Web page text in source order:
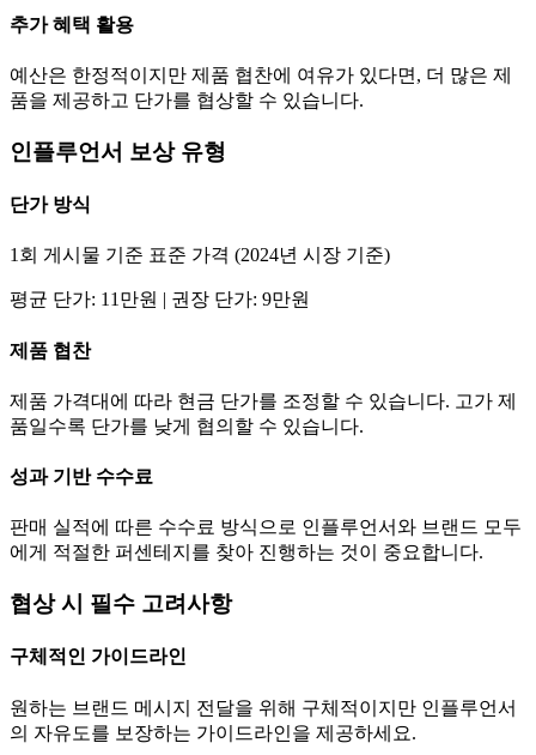
추가 혜택 활용
예산은 한정적이지만 제품 협찬에 여유가 있다면, 더 많은 제
품을 제공하고 단가를 협상할 수 있습니다.
인플루언서 보상 유형
단가방식
1회 게시물 기준 표준 가격 (2024년 시장 기준)
평균 단가: 11만원 | 권장 단가: 9만원
제품 협찬
제품 가격대에 따라 현금 단가를 조정할 수 있습니다. 고가 제
품일수록 단가를 낮게 협의할 수 있습니다.
성과 기반 수수료
판매 실적에 따른 수수료 방식으로 인플루언서와 브랜드 모두
에게 적절한 퍼센테지를 찾아 진행하는 것이 중요합니다.
협상 시 필수 고려사항
구체적인 가이드라인
원하는 브랜드 메시지 전달을 위해 구체적이지만 인플루언서
의 자유도를 보장하는 가이드라인을 제공하세요.